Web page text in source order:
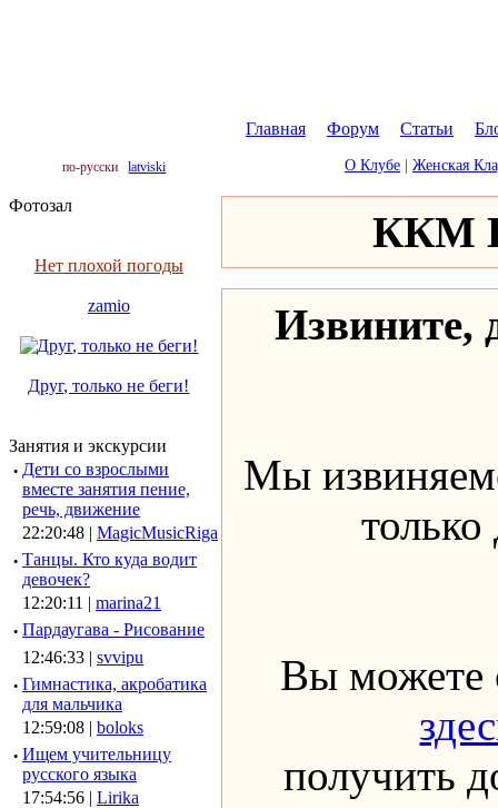
Главная Форум Статьи
по-русски latviski О Клубе Женская
Фотозал
Нет плохой погоды
zamio
Друг, только не беги!
Занятия и экскурсии
· Дети со взрослыми
вместе занятия пение,
речь, движение
22:20:48 | MagicMusicRiga
· Танцы. Кто куда водит
девочек?
12:20:11 | marina21
· Пардаугава - Рисование
12:46:33 | svvipu
· Гимнастика, акробатика
для мальчика
12:59:08 | boloks
· Ищем учительницу
русского языка
17:54:56 | Lirika
ККМ
Извините,
Мы
Вы можете
получить